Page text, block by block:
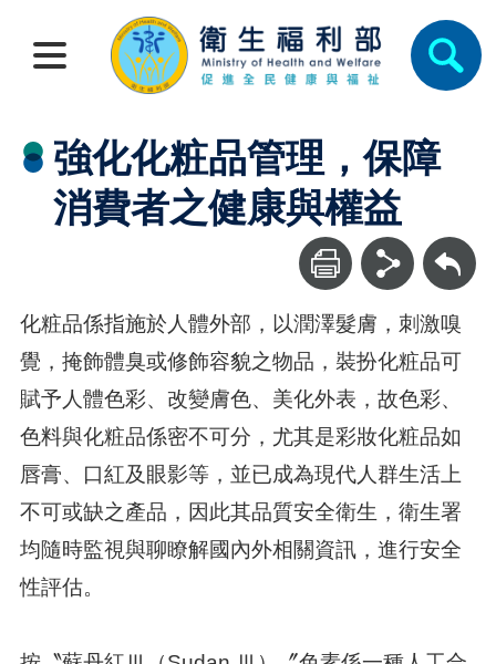
強化化粧品管理，保障
消費者之健康與權益
回上一頁
化粧品係指施於人體外部，以潤澤髮膚，刺激嗅
覺，掩飾體臭或修飾容貌之物品，裝扮化粧品可
賦予人體色彩、改變膚色、美化外表，故色彩、
色料與化粧品係密不可分，尤其是彩妝化粧品如
唇膏、口紅及眼影等，並已成為現代人群生活上
不可或缺之產品，因此其品質安全衛生，衛生署
均隨時監視與聊瞭解國內外相關資訊，進行安全
性評估。